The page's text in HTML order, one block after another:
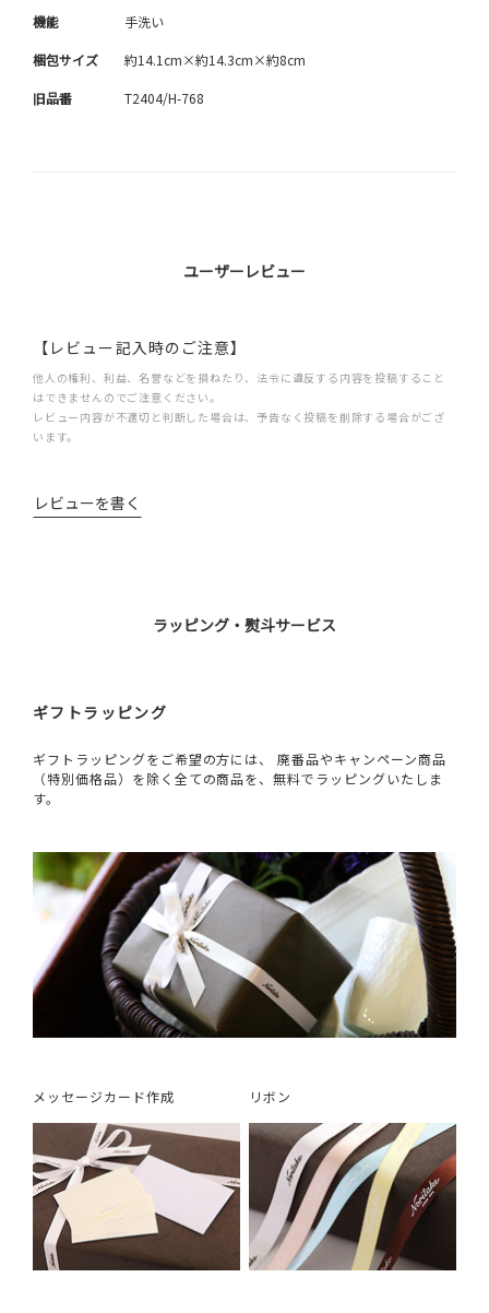
機能 手洗い
梱包サイズ 約14.1cm×約14.3cm×約8cm
旧品番 T2404/H-768
ユーザーレビュー
【レビュー記入時のご注意】
他人の権利、利益、名誉などを損ねたり、法令に違反する内容を投稿すること
はできませんのでご注意ください。
レビュー内容が不適切と判断した場合は、予告なく投稿を削除する場合がござ
います。
レビューを書く
ラッピング・熨斗サービス
ギフトラッピング
ギフトラッピングをご希望の方には、 廃番品やキャンペーン商品
（特別価格品）を除く全ての商品を、無料でラッピングいたしま
す。
メッセージカード作成 リボン